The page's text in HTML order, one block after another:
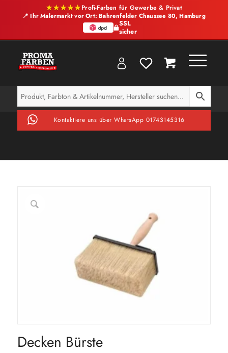
★★★★★Profi-Farben für Gewerbe & Privat
📍 Ihr Malermarkt vor Ort: Bahrenfelder Chaussee 80, Hamburg
SSL
sicher
Kontaktiere uns über WhatsApp 01743145316
Decken Bürste